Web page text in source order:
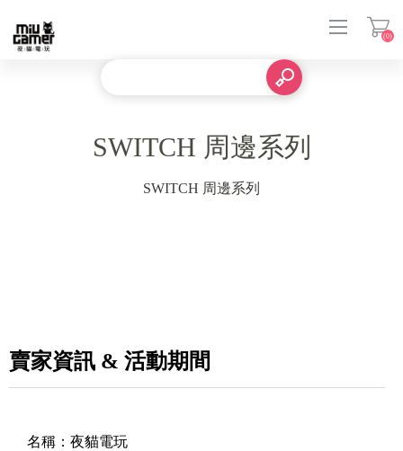
(0)
SWITCH 周邊系列
SWITCH 周邊系列
賣家資訊 & 活動期間
名稱： 夜貓電玩